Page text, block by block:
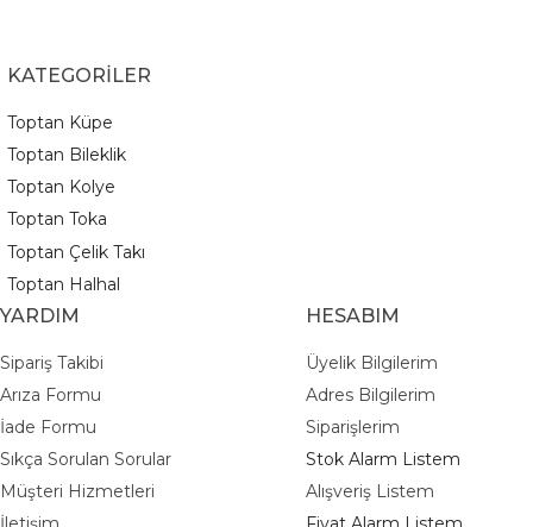
KATEGORİLER
Toptan Küpe
Toptan Bileklik
Toptan Kolye
Toptan Toka
Toptan Çelik Takı
Toptan Halhal
YARDIM
Sipariş Takibi
Arıza Formu
İade Formu
Sıkça Sorulan Sorular
Müşteri Hizmetleri
HESABIM
Üyelik Bilgilerim
Adres Bilgilerim
Siparişlerim
Stok Alarm Listem
Alışveriş Listem